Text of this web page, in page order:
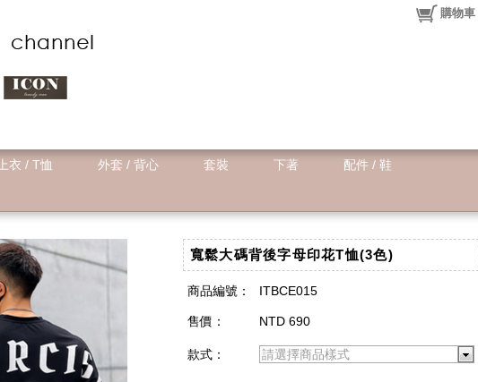
購物車
衣 / T恤 外套 / 背心 套裝 下著 配件 / 鞋
寬鬆大碼背後字母印花T恤(3色)
商品編號： ITBCE015
售價： NTD 690
款式： 請選擇商品樣式